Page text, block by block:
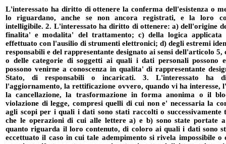
L'interessato ha diritto di ottenere la conferma dell'esistenza o
lo riguardano, anche se non ancora registrati, e la loro
intelligibile. 2. L'interessato ha diritto di ottenere: a) dell'origine
finalita' e modalita' del trattamento; c) della logica
effettuato con l'ausilio di strumenti elettronici; d) degli estremi
responsabili e del rappresentante designato ai sensi dell'articolo 5,
o delle categorie di soggetti ai quali i dati personali possono
possono venirne a conoscenza in qualita' di rappresentante
Stato, di responsabili o incaricati. 3. L'interessato ha
l'aggiornamento, la rettificazione ovvero, quando vi ha interesse,
la cancellazione, la trasformazione in forma anonima o il
violazione di legge, compresi quelli di cui non e' necessaria la
agli scopi per i quali i dati sono stati raccolti o
che le operazioni di cui alle lettere a) e b) sono state portate a
quanto riguarda il loro contenuto, di coloro ai quali i dati sono
eccettuato il caso in cui tale adempimento si rivela impossibile